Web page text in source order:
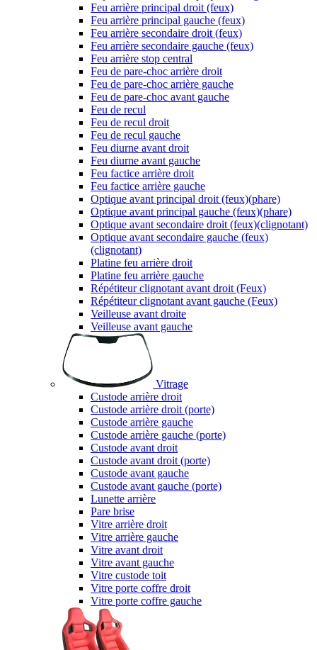
Feu arrière principal droit (feux)
Feu arrière principal gauche (feux)
Feu arrière secondaire droit (feux)
Feu arrière secondaire gauche (feux)
Feu arrière stop central
Feu de pare-choc arrière droit
Feu de pare-choc arrière gauche
Feu de pare-choc avant gauche
Feu de recul
Feu de recul droit
Feu de recul gauche
Feu diurne avant droit
Feu diurne avant gauche
Feu factice arrière droit
Feu factice arrière gauche
Optique avant principal droit (feux)(phare)
Optique avant principal gauche (feux)(phare)
Optique avant secondaire droit (feux)(clignotant)
Optique avant secondaire gauche (feux)
(clignotant)
Platine feu arrière droit
Platine feu arrière gauche
Répétiteur clignotant avant droit (Feux)
Répétiteur clignotant avant gauche (Feux)
Veilleuse avant droite
Veilleuse avant gauche
Vitrage
Custode arrière droit
Custode arrière droit (porte)
Custode arrière gauche
Custode arrière gauche (porte)
Custode avant droit
Custode avant droit (porte)
Custode avant gauche
Custode avant gauche (porte)
Lunette arrière
Pare brise
Vitre arrière droit
Vitre arrière gauche
Vitre avant droit
Vitre avant gauche
Vitre custode toit
Vitre porte coffre droit
Vitre porte coffre gauche